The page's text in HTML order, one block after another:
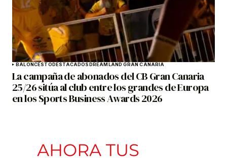
BALONCESTO DESTACADOS DREAMLAND GRAN CANARIA
La campaña de abonados del CB Gran Canaria
25/26 sitúa al club entre los grandes de Europa
en los Sports Business Awards 2026